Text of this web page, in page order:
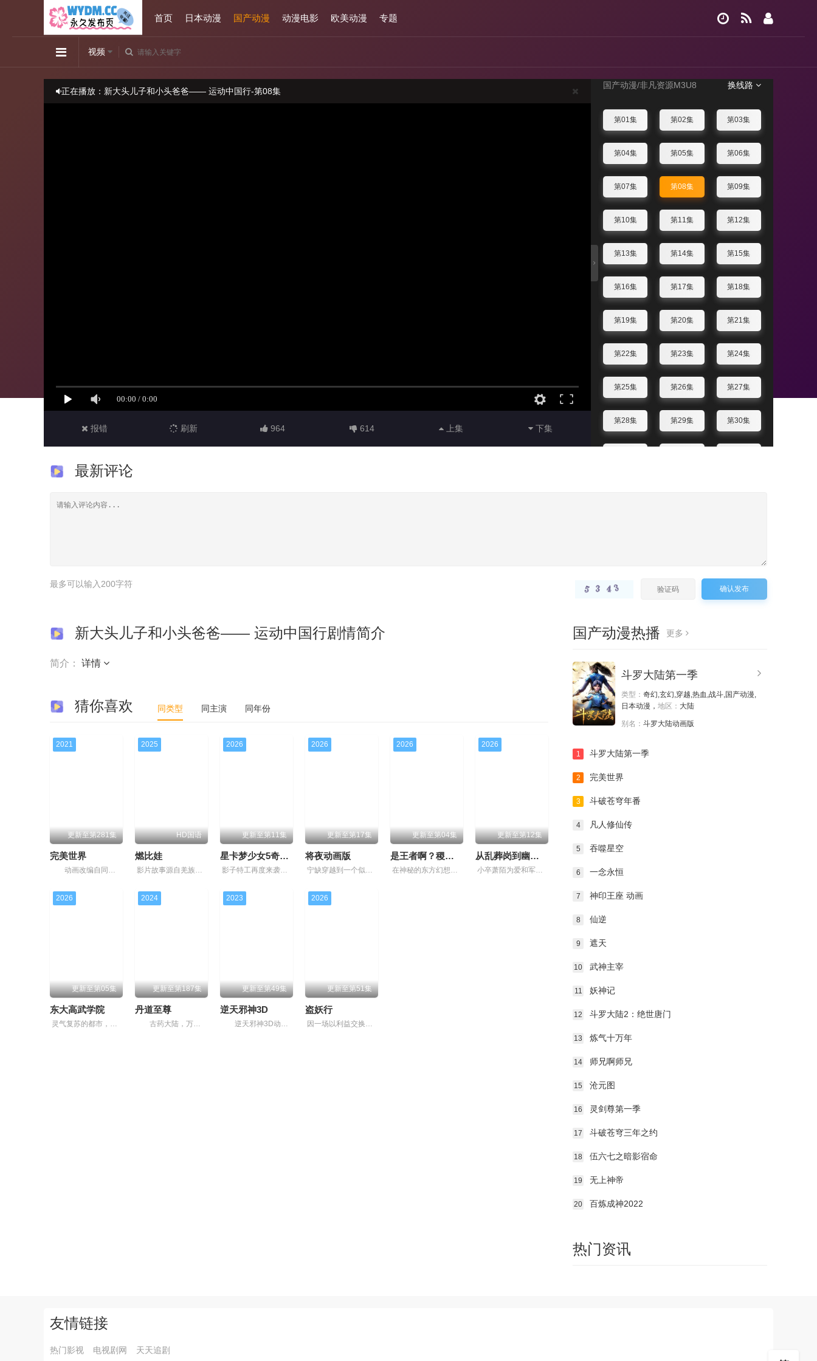
首页 日本动漫 国产动漫 动漫电影 欧美动漫 专题
视频
正在播放：新大头儿子和小头爸爸—— 运动中国行-第08集
报错 刷新 964 614 上集 下集
新大头儿子和小头爸爸
第08集
换线路
国产动漫/非凡资源M3U8
第01集 第02集 第03集
第04集 第05集 第06集
第07集 第08集 第09集
第10集 第11集 第12集
第13集 第14集 第15集
第16集 第17集 第18集
第19集 第20集 第21集
第22集 第23集 第24集
第25集 第26集 第27集
第28集 第29集 第30集
最新评论
最多可以输入200字符 确认发布
新大头儿子和小头爸爸—— 运动中国行剧情简介
简介： 详情
猜你喜欢 同类型 同主演 同年份
2021
更新至第281集
完美世界
动画改编自同名小说。他为修道而生，为应劫而至，他身化亿万血雨，洒落万古岁月，经历无数时空的熬炼，岁月长河的洗礼，他化万古，他化自在。看男主石昊如何一生极致辉煌，造就无尽传说每个转折都充满
2025
HD国语
燃比娃
影片故事源自羌族神话，讲述了一只被人类抚养长大的猴子，追寻母亲阿勿巴吉（周迅 配音）的足迹，踏上神山探寻“温暖”之谜的旅程。他在“恐惧之兽”口中夺取火种，烈焰焚身，褪去毛发，涅槃成人。
2026
更新至第11集
星卡梦少女5奇迹绽放
影子特工再度来袭！宝石族精灵竟然成了关键所在！东方桃子与伙伴们一边为救治师父森木宇冲击仙蜜试炼赛冠军，一边暗中追查潜伏在参赛者中的卧底，可她并不知道，一个为她量身打造的致命陷阱已在前方静静
2026
更新至第17集
将夜动画版
宁缺穿越到一个似是而非的大唐世界，却发现此处为处处惊险的修行世界，原本以为自己可以从此吃香喝辣，一跃成为人上人时，他却发现自己既没有任何修行天赋，而且从四岁开始就家破人亡亲眼目睹灭门惨案，
2026
更新至第04集
是王者啊？稷下篇
在神秘的东方幻想世界中，稷下学院作为王者大陆的最高学府，吸引着众多的求学者。在这里，一个名为“星之队”的小组是特别的存在，但因某些缘由他们面临着解散。在一次偶然帮助学妹解决机关问题中，星之
2026
更新至第12集
从乱葬岗到幽冥之主
小卒萧陌为爱和军功奋斗三年，却被恋人柳莺儿与将军之子赵昊联手背叛，残忍杀害后抛尸乱葬岗。濒死之际，他唤醒了上古魔刀“幽冥”，获得驱使阴兵之力，化身“活阎罗”归来复仇。他利用附身控魂之能在军
2026
更新至第05集
东大高武学院
灵气复苏的都市，妖魔入侵威胁来袭，天生废灵根的少年秦雨体内意外觉醒神力，被选中成为神秘至强功法万物生的传承人。秦雨加入东大高武学院后逐渐结识侠肝义胆的一群伙伴，一起修炼成长，共同守护校园和
2024
更新至第187集
丹道至尊
古药大陆，万族林立，丹师为尊；双生武脉，再现世间！醉卧美人膝，成就丹道至尊电影中的每个角色都充满层次感，极具表现力！
2023
更新至第49集
逆天邪神3D
逆天邪神3D动画先导预告上线影片的情感表达细腻到位，令人不禁动容！ 掌天毒之珠，承邪神之血，修逆天之力。 高能工作室出品，爱奇艺全网独播，敬请期待！
2026
更新至第51集
盗妖行
因一场以利益交换为目的的联姻，太玄楼刺客江元与九璇宗圣女韶月奉命成婚。两人在洞房夜发起暗杀，却发现彼此皆是不死之身。为了得到对方宗门的秘宝御妖铃、镇魔钟，两人从死敌转为表面夫妻，
国产动漫热播 更多
斗罗大陆第一季
类型： 奇幻,玄幻,穿越,热血,战斗,国产动漫,
日本动漫， 地区： 大陆
别名： 斗罗大陆动画版
1 斗罗大陆第一季
2 完美世界
3 斗破苍穹年番
4 凡人修仙传
5 吞噬星空
6 一念永恒
7 神印王座 动画
8 仙逆
9 遮天
10 武神主宰
11 妖神记
12 斗罗大陆2：绝世唐门
13 炼气十万年
14 师兄啊师兄
15 沧元图
16 灵剑尊第一季
17 斗破苍穹三年之约
18 伍六七之暗影宿命
19 无上神帝
20 百炼成神2022
热门资讯
友情链接
热门影视 电视剧网 天天追剧